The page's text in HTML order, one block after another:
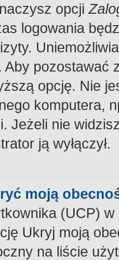
opcji
logowania
Aby pozostawać
opcję. Nie
komputera,
Jeżeli nie
ją wyłączył.
moją
(UCP) w
Ukryj moją
na liście